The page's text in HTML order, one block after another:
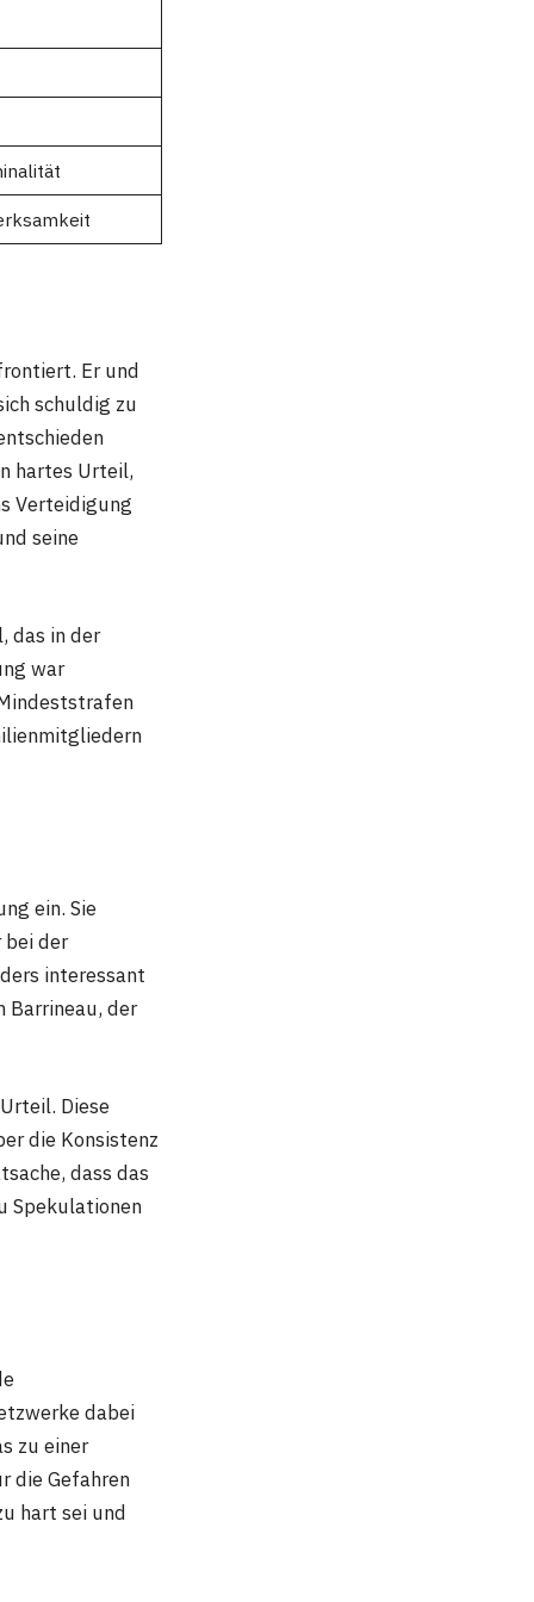
Er und
schuldig zu
hartes Urteil,
Verteidigung
seine
das in der
war
ein. Sie
bei der
interessant
Barrineau, der
Diese
die Konsistenz
dass das
Spekulationen
dabei
zu einer
die Gefahren
hart sei und